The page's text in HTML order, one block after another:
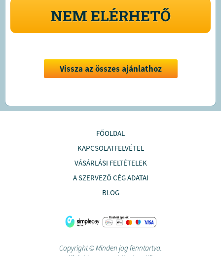
NEM ELÉRHETŐ
Vissza az összes ajánlathoz
FŐOLDAL
KAPCSOLATFELVÉTEL
VÁSÁRLÁSI FELTÉTELEK
A SZERVEZŐ CÉG ADATAI
BLOG
Copyright © Minden jog fenntartva.